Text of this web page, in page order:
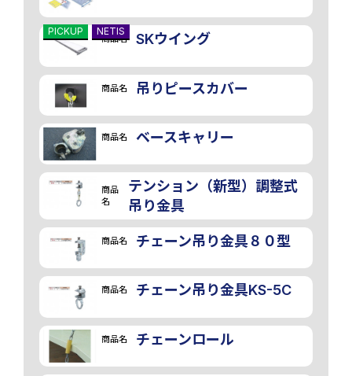
PICKUP NETIS
商品名 SKウイング
商品名 吊りピースカバー
商品名 ベースキャリー
商品
名
テンション（新型）調整式
吊り金具
商品名 チェーン吊り金具８０型
商品名 チェーン吊り金具KS-5C
商品名 チェーンロール